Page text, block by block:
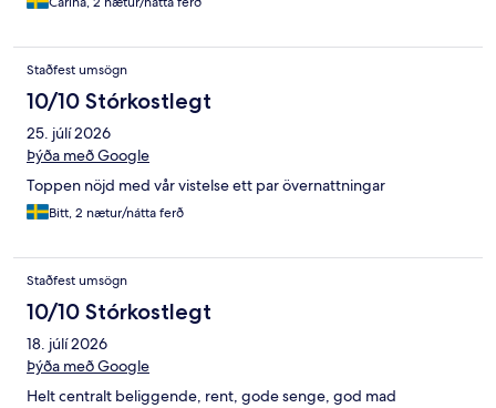
Staðfest umsögn
10/10 Stórkostlegt
25. júlí 2026
Þýða með Google
Toppen nöjd med vår vistelse ett par övernattningar
Bitt, 2 nætur/nátta ferð
Staðfest umsögn
10/10 Stórkostlegt
18. júlí 2026
Þýða með Google
Helt centralt beliggende, rent, gode senge, god mad